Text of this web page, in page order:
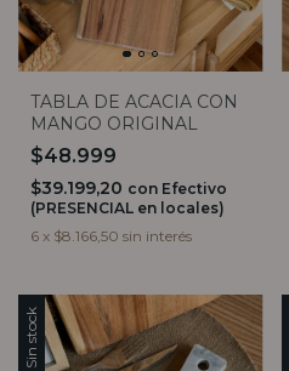
TABLA DE ACACIA CON
MANGO ORIGINAL
$48.999
$39.199,20 con Efectivo
(PRESENCIAL en locales)
6 x $8.166,50 sin interés
Sin stock